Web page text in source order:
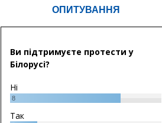
ОПИТУВАННЯ
Ви підтримуєте протести у
Білорусі?
Ні
8
Так